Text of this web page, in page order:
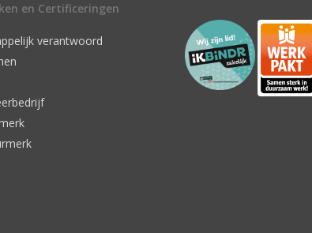
en Certificeringen
verantwoord